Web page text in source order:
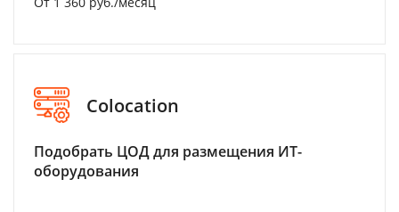
Colocation
Подобрать ЦОД для размещения ИТ-
оборудования